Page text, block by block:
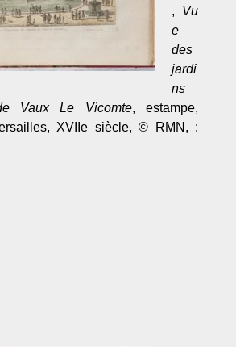
, Vu
e
des
jardi
ns
Vaux Le Vicomte, estampe,
XVIIe siècle, © RMN, :